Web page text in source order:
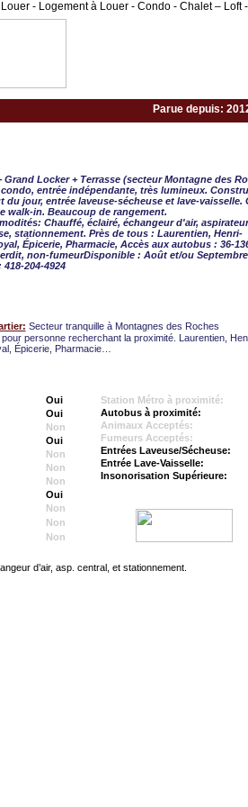
- Logement à Louer - Condo - Chalet – Loft
Parue depuis:
Grand Locker + Terrasse (secteur Montagne des
entrée indépendante, très lumineux.
du jour, entrée laveuse-sécheuse et lave-vaisselle.
walk-in. Beaucoup de rangement.
Chauffé, éclairé, échangeur d'air, aspirateur
stationnement. Près de tous : Laurentien, Henri-
Épicerie, Pharmacie, Accès aux autobus : 36-
non-fumeurDisponible : Août et/ou
204-4924
Secteur tranquille à Montagnes des Roches
personne recherchant la proximité. Laurentien,
Épicerie, Pharmacie…
Oui
Oui
Non
Oui
Non
Non
Non
Oui
Non
Non
Non
Station Métro à proximité:
Autobus à proximité:
Animaux Acceptés:
Fumeurs Acceptés:
Entrées Laveuse/Sécheuse:
Entrée Lave-Vaisselle:
Insonorisation Supérieure:
d’air, asp. central, et stationnement.